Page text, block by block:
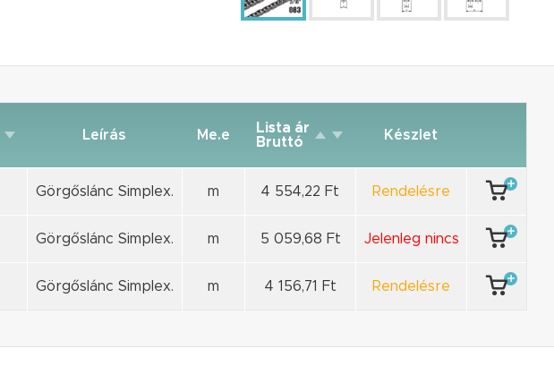
Leírás Me.e
Lista ár
Bruttó
Készlet
Görgőslánc Simplex. m 4 554,22 Ft Rendelésre
Görgőslánc Simplex. m 5 059,68 Ft Jelenleg nincs
Görgőslánc Simplex. m 4 156,71 Ft Rendelésre